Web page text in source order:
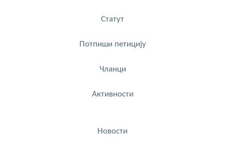
Статут
Потпиши петицију
Чланци
Активности
Новости